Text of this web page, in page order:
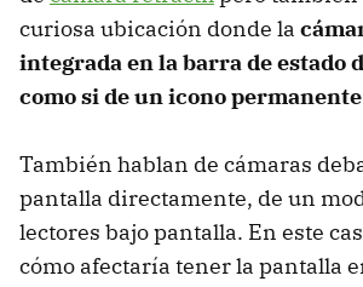
curiosa ubicación donde la
integrada en la barra de estado
como si de un icono
También hablan de cámaras
pantalla directamente, de un
lectores bajo pantalla. En este
cómo afectaría tener la pantalla